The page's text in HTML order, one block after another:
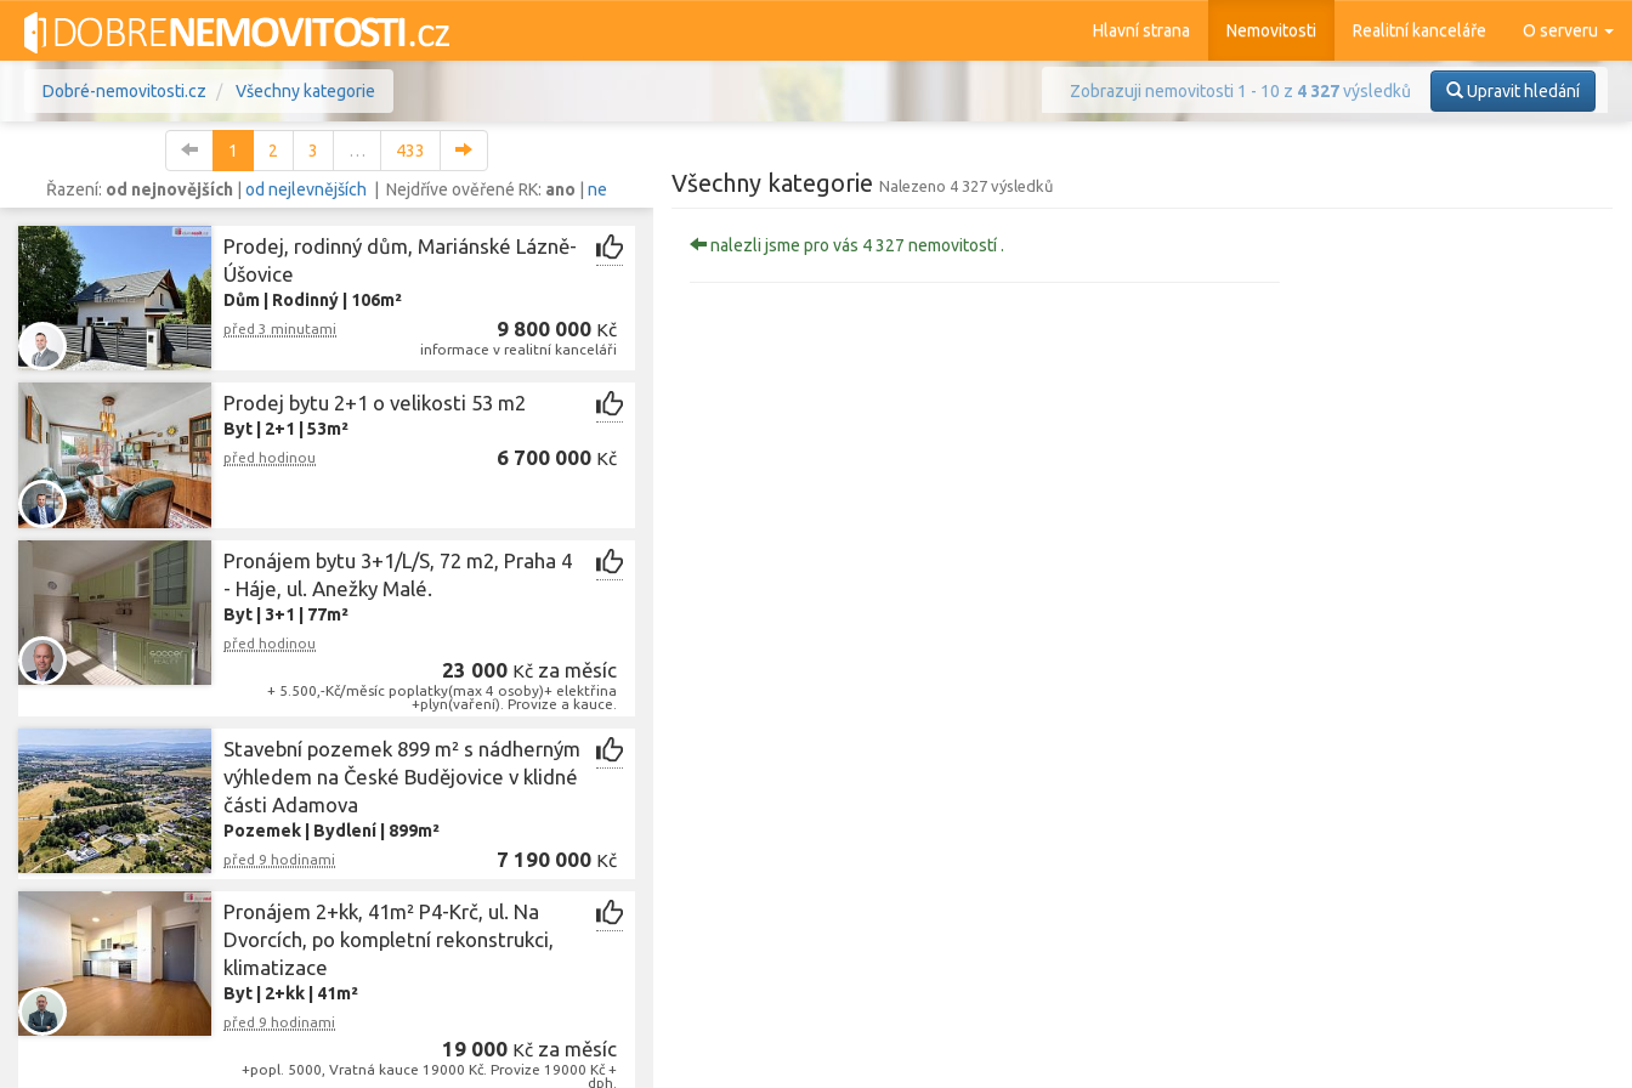
Hlavní strana Nemovitosti Realitní kanceláře O serveru
Zobrazuji nemovitosti 1 - 10 z 4 327výsledků Upravit hledání
Dobré-nemovitosti.cz Všechny kategorie
Byty Domy Pozemky Komerční
Lokalita Lokalita
Lokalita
Cena
1 2 3 …
433
Řazení: od nejnovějších od nejlevnějších | Nejdříve ověřené RK: ano ne
Prodej, rodinný dům, Mariánské Lázně-
Úšovice
Dům Rodinný 106m²
před 3 minutami 9 800 000 Kč
informace v realitní kanceláři
Prodej bytu 2+1 o velikosti 53 m2
Byt 2+1 |53m²
před hodinou 6 700 000 Kč
Pronájem bytu 3+1/L/S, 72 m2, Praha 4
- Háje, ul. Anežky Malé.
Byt 3+1 77m²
před hodinou
23 000 Kč za měsíc
+ 5.500,-Kč/měsíc poplatky(max 4 osoby)+ elektřina
+plyn(vaření). Provize a kauce.
Stavební pozemek 899 m² s nádherným
výhledem na České Budějovice v klidné
části Adamova
Pozemek Bydlení 899m²
před 9 hodinami 7 190 000 Kč
Pronájem 2+kk, 41m² P4-Krč, ul. Na
Dvorcích, po kompletní rekonstrukci,
klimatizace
Byt 2+kk 41m²
před 9 hodinami
19 000 Kč za měsíc
+popl. 5000, Vratná kauce 19000 Kč. Provize 19000 Kč +
dph.
Všechny kategorie Nalezeno 4 327 výsledků
nalezli jsme pro vás 4 327 nemovitostí .